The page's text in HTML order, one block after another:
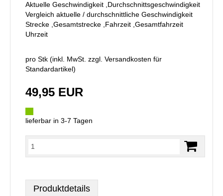
Aktuelle Geschwindigkeit ,Durchschnittsgeschwindigkeit
Vergleich aktuelle / durchschnittliche Geschwindigkeit
Strecke ,Gesamtstrecke ,Fahrzeit ,Gesamtfahrzeit
Uhrzeit
pro Stk (inkl. MwSt. zzgl. Versandkosten für
Standardartikel)
49,95 EUR
lieferbar in 3-7 Tagen
Produktdetails